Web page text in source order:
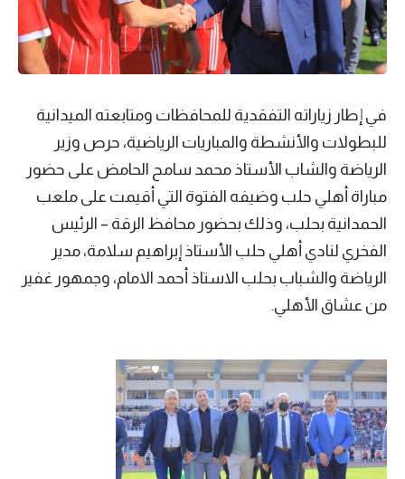
في إطار زياراته التفقدية للمحافظات ومتابعته الميدانية
للبطولات والأنشطة والمباريات الرياضية، حرص وزير
الرياضة والشاب الأستاذ محمد سامح الحامض على حضور
مباراة أهلي حلب وضيفه الفتوة التي أقيمت على ملعب
الحمدانية بحلب، وذلك بحضور محافظ الرقة – الرئيس
الفخري لنادي أهلي حلب الأستاذ إبراهيم سلامة، مدير
الرياضة والشباب بحلب الاستاذ أحمد الامام، وجمهور غفير
من عشاق الأهلي.